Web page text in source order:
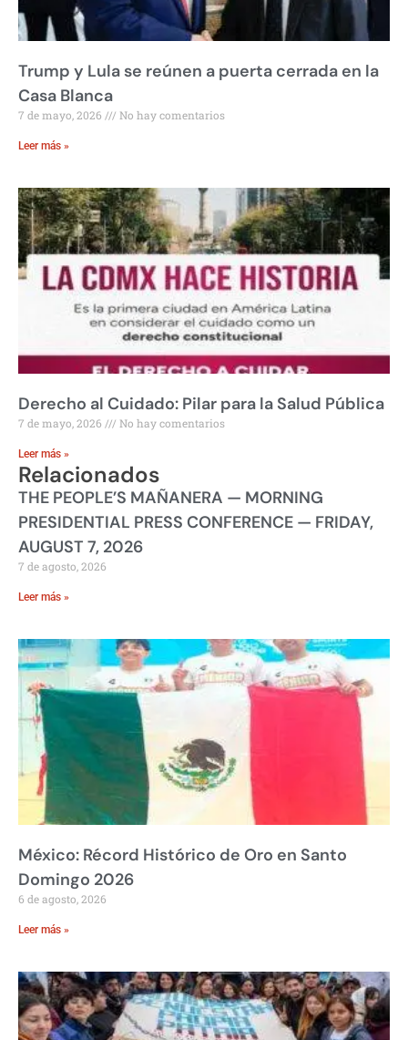
Trump y Lula se reúnen a puerta cerrada en la
Casa Blanca
7 de mayo, 2026 No hay comentarios
Leer más »
Derecho al Cuidado: Pilar para la Salud Pública
7 de mayo, 2026 No hay comentarios
Leer más »
Relacionados
THE PEOPLE’S MAÑANERA — MORNING
PRESIDENTIAL PRESS CONFERENCE — FRIDAY,
AUGUST 7, 2026
7 de agosto, 2026
Leer más »
México: Récord Histórico de Oro en Santo
Domingo 2026
6 de agosto, 2026
Leer más »